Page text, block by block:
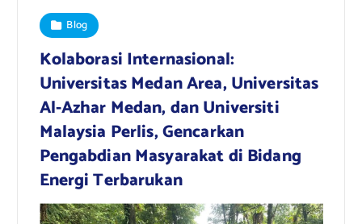
Blog
Kolaborasi Internasional:
Universitas Medan Area, Universitas
Al-Azhar Medan, dan Universiti
Malaysia Perlis, Gencarkan
Pengabdian Masyarakat di Bidang
Energi Terbarukan